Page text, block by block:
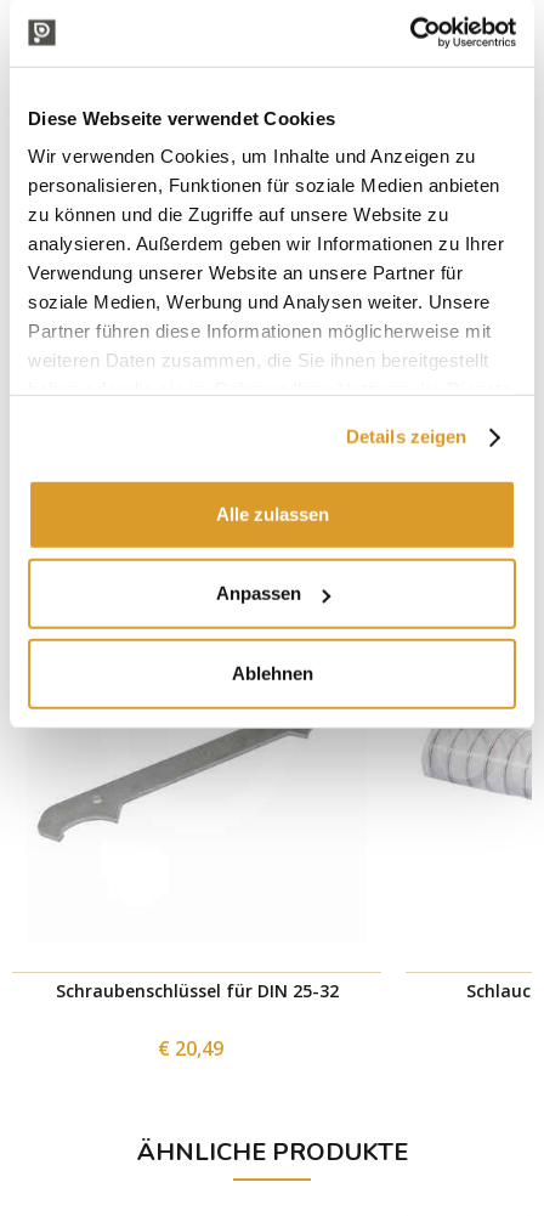
Diese Webseite verwendet Cookies
Wir verwenden Cookies, um Inhalte und Anzeigen zu
personalisieren, Funktionen für soziale Medien anbieten
zu können und die Zugriffe auf unsere Website zu
analysieren. Außerdem geben wir Informationen zu Ihrer
Verwendung unserer Website an unsere Partner für
soziale Medien, Werbung und Analysen weiter. Unsere
Partner führen diese Informationen möglicherweise mit
weiteren Daten zusammen, die Sie ihnen bereitgestellt
Details zeigen
Alle zulassen
Anpassen
Ablehnen
IN VERBINDUNG STEHENDE PRODUKTE
Schraubenschlüssel für DIN 25-32
€ 20,49
ÄHNLICHE PRODUKTE